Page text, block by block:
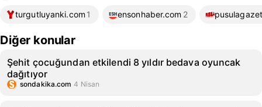
turgutluyanki.com 1 ensonhaber.com 2
Diğer konular
Şehit çocuğundan etkilendi 8 yıldır bedava oyuncak
dağıtıyor
sondakika.com 4 Nisan